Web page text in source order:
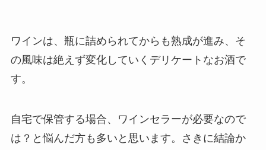
ワインは、瓶に詰められてからも熟成が進み、そ
の風味は絶えず変化していくデリケートなお酒で
す。
自宅で保管する場合、ワインセラーが必要なので
は？と悩んだ方も多いと思います。さきに結論か